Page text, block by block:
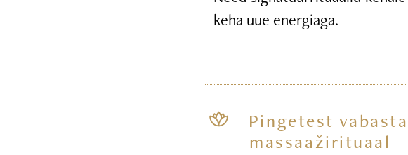
keha uue energiaga.
Pingetest
massaažirituaal